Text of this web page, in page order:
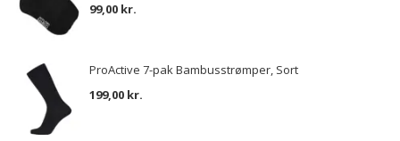
99,00 kr.
ProActive 7-pak Bambusstrømper, Sort
199,00 kr.